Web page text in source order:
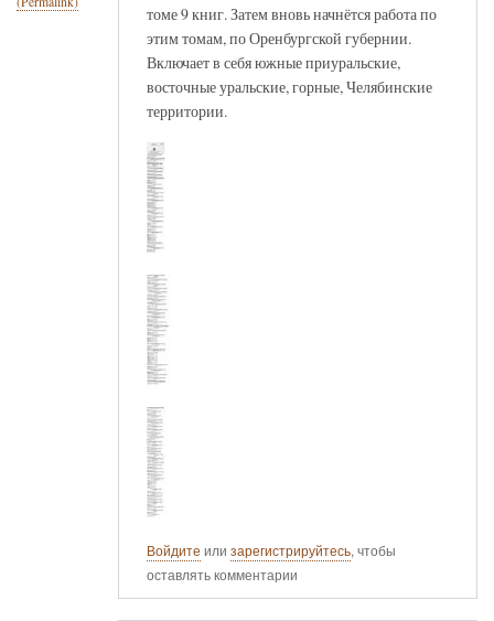
томе 9 книг. Затем вновь начнётся работа по
этим томам, по Оренбургской губернии.
Включает в себя южные приуральские,
восточные уральские, горные, Челябинские
территории.
Войдите или зарегистрируйтесь, чтобы
оставлять комментарии